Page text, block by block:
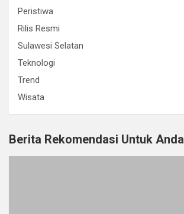
Peristiwa
Rilis Resmi
Sulawesi Selatan
Teknologi
Trend
Wisata
Berita Rekomendasi Untuk Anda